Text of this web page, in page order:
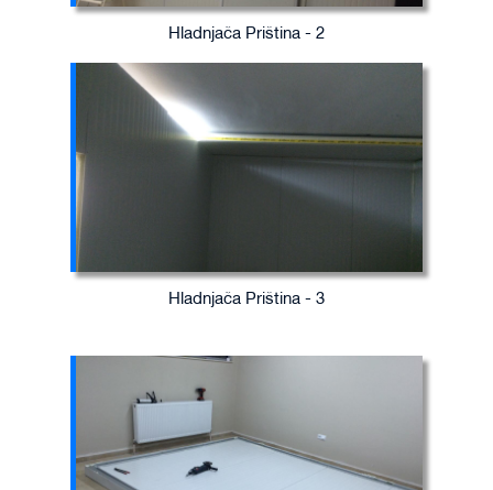
Hladnjača Priština - 2
Hladnjača Priština - 3